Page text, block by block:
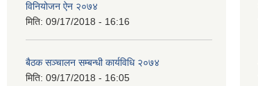
विनियोजन ऐन २०७४
मिति: 09/17/2018 - 16:16
बैठक सञ्चालन सम्बन्धी कार्यविधि २०७४
मिति: 09/17/2018 - 16:05